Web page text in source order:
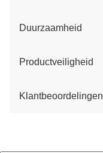
Duurzaamheid
Productveiligheid
Klantbeoordelingen